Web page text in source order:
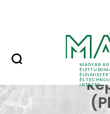
MAGYAR
ÉS
INTÉZET
Doktori